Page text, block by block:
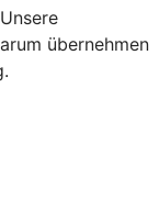
übernehmen